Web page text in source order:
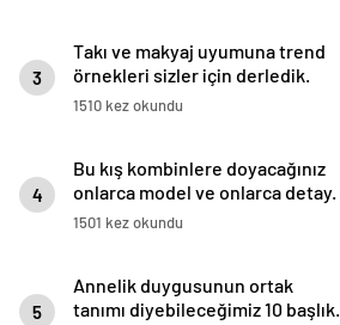
3
Takı ve makyaj uyumuna trend
örnekleri sizler için derledik.
1510 kez okundu
4
Bu kış kombinlere doyacağınız
onlarca model ve onlarca detay.
1501 kez okundu
5
Annelik duygusunun ortak
tanımı diyebileceğimiz 10 başlık.